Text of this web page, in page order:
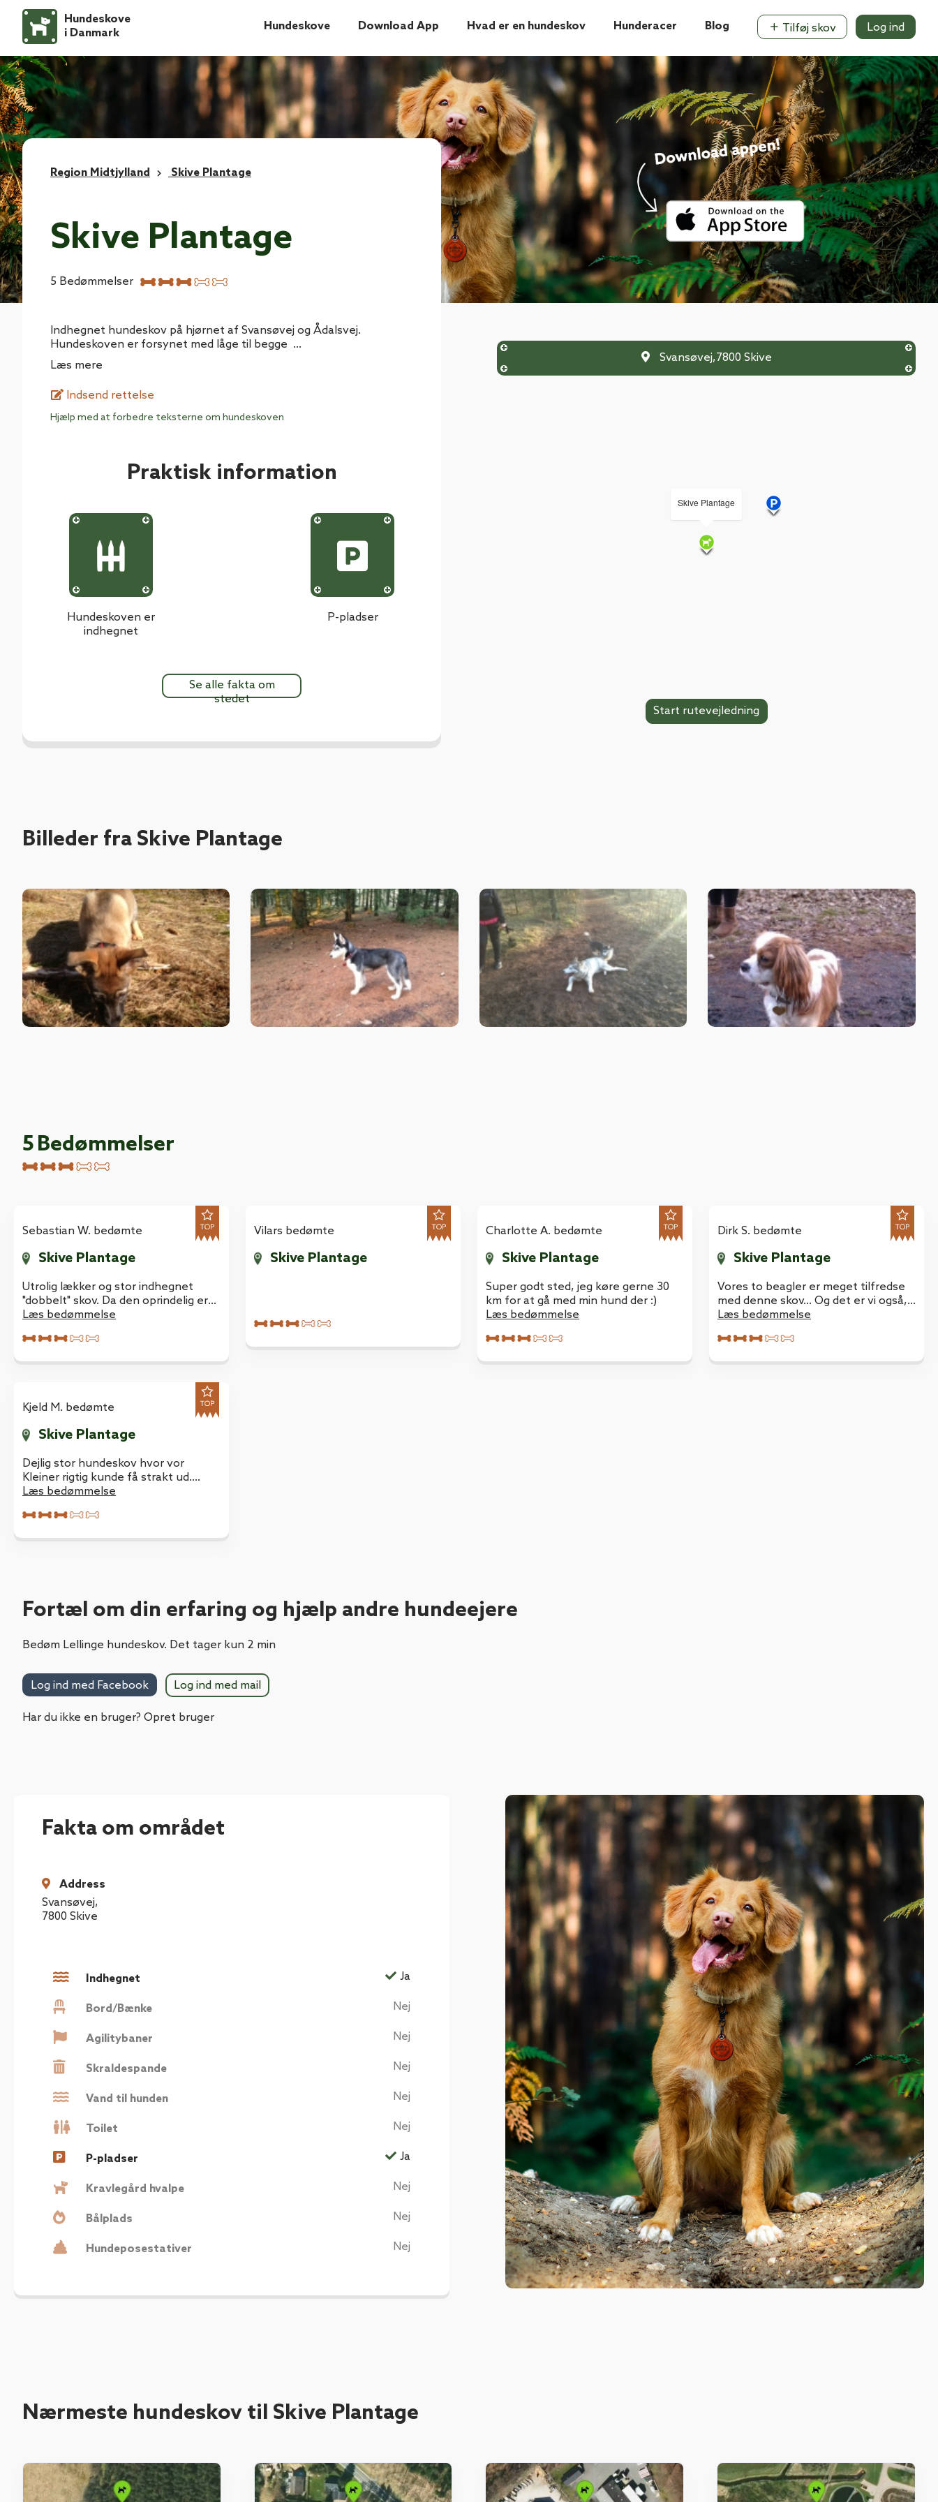
Hundeskove
i Danmark
Hundeskove Download App Hvad er en hundeskov Hunderacer Blog Tilføj skov Log ind
Region Midtjylland Skive Plantage
Skive Plantage
5 Bedømmelser
Indhegnet hundeskov på hjørnet af Svansøvej og Ådalsvej.
Hundeskoven er forsynet med låge til begge ...
Læs mere
Indsend rettelse
Hjælp med at forbedre teksterne om hundeskoven
Praktisk information
Hundeskoven er
indhegnet
P-pladser
Se alle fakta om
stedet
Svansøvej,7800 Skive
Skive Plantage
Billeder fra Skive Plantage
5Bedømmelser
Sebastian W. bedømte
Skive Plantage
Utrolig lækker og stor indhegnet
"dobbelt" skov. Da den oprindelig er
hundeskov er blevet dobbelt så stor
hunde med der ud, og kommer man
som ejer, nogle flinke hunde ejer at
leger. OBS: I vinterhalvåret er støvler
et must på grund af slap og
vandpytter.
Læs bedømmelse
Vilars bedømte
Skive Plantage
Charlotte A. bedømte
Skive Plantage
Super godt sted, jeg køre gerne 30
km for at gå med min hund der :)
Læs bedømmelse
Dirk S. bedømte
Skive Plantage
Vores to beagler er meget tilfredse
med denne skov... Og det er vi også,
trods vi skal køre langt, men vi nyder
Læs bedømmelse
Kjeld M. bedømte
Skive Plantage
Dejlig stor hundeskov hvor vor
Kleiner rigtig kunde få strakt ud.
Spændende med mange stier.?
Læs bedømmelse
Fortæl om din erfaring og hjælp andre hundeejere
Bedøm Lellinge hundeskov. Det tager kun 2 min
Log ind med Facebook Log ind med mail
Har du ikke en bruger? Opret bruger
Fakta om området
Address
Svansøvej,
7800 Skive
Indhegnet Ja
Bord/Bænke Nej
Agilitybaner Nej
Skraldespande Nej
Vand til hunden Nej
Toilet Nej
P-pladser Ja
Kravlegård hvalpe Nej
Bålplads Nej
Hundeposestativer Nej
Nærmeste hundeskov til Skive Plantage